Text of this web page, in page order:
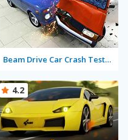
Beam Drive Car Crash Test Simulator
4.2